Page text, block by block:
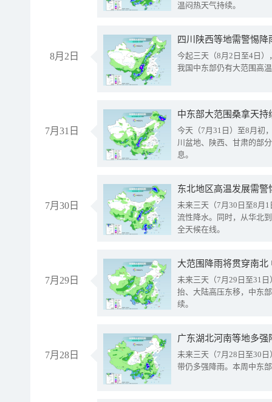
温闷热天气持续。
8月2日
今起三天（8月2日至4日
我国中东部仍有大范围高
7月31日
中东部大范围桑拿天
今天（7月31日）至8月初
川盆地、陕西、甘肃的部
息。
7月30日
东北地区高温发展需
未来三天（7月30日至8月
流性降水。同时，从华北
全天候在线。
7月29日
大范围降雨将贯穿南
未来三天（7月29日至31
抬、大陆高压东移，中东
续。
7月28日
广东湖北河南等地多
未来三天（7月28日至30
带仍多强降雨。本周中东